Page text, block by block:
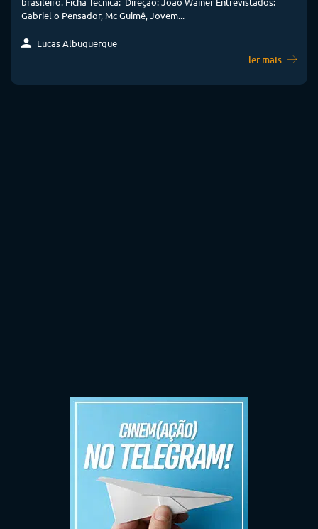
Gabriel o Pensador, Mc Guimê, Jovem...
Lucas Albuquerque
ler mais